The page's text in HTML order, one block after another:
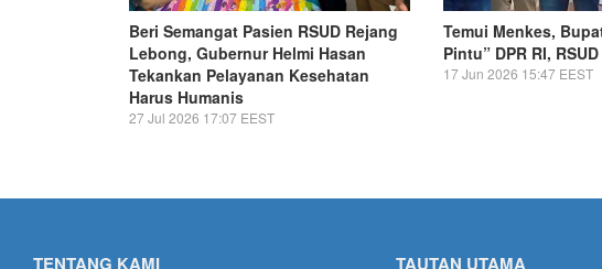
Beri Semangat Pasien RSUD Rejang
Lebong, Gubernur Helmi Hasan
Tekankan Pelayanan Kesehatan
Harus Humanis
27 Jul 2026 17:07 EEST
Temui Menkes,
Pintu” DPR RI,
17 Jun 2026 15:47 EEST
TENTANG KAMI TAUTAN UTAMA